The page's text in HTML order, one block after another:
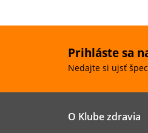
Prihláste sa
Nedajte si ujsť
O Klube zdravia